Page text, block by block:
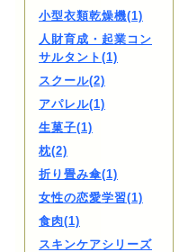
小型衣類乾燥機(1)
人財育成・起業コン
サルタント(1)
スクール(2)
アパレル(1)
生菓子(1)
枕(2)
折り畳み傘(1)
女性の恋愛学習(1)
食肉(1)
スキンケアシリーズ